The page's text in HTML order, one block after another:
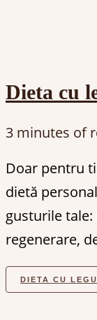
Dieta cu
3 minutes of
Doar pentru
dietă
gusturile
regenerare,
DIETA CU